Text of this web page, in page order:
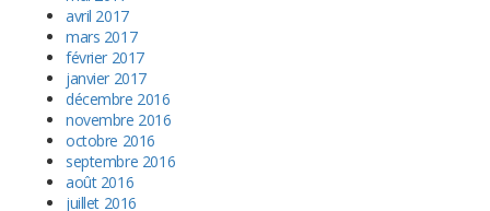
avril 2017
mars 2017
février 2017
janvier 2017
décembre 2016
novembre 2016
octobre 2016
septembre 2016
août 2016
juillet 2016